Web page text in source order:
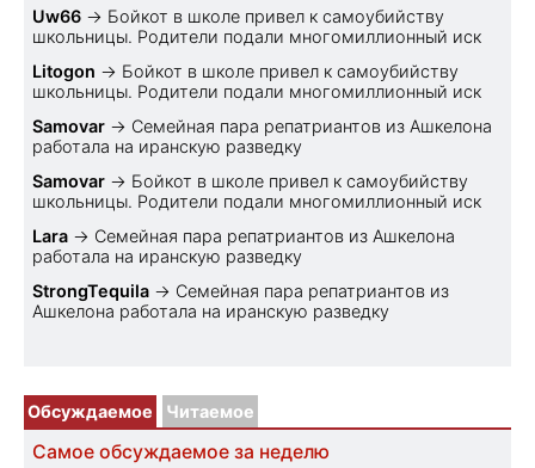
Uw66 → Бойкот в школе привел к самоубийству
школьницы. Родители подали многомиллионный иск
Litogon → Бойкот в школе привел к самоубийству
школьницы. Родители подали многомиллионный иск
Samovar → Семейная пара репатриантов из Ашкелона
работала на иранскую разведку
Samovar → Бойкот в школе привел к самоубийству
школьницы. Родители подали многомиллионный иск
Lara → Семейная пара репатриантов из Ашкелона
работала на иранскую разведку
StrongTequila → Семейная пара репатриантов из
Ашкелона работала на иранскую разведку
Обсуждаемое Читаемое
Самое обсуждаемое за неделю